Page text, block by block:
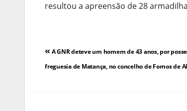
resultou a apreensão de 28
Navegação
de
A GNR deteve um homem de 43 anos, por
freguesia de Matança, no concelho de Fornos de